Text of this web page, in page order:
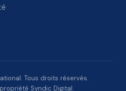
Tous droits réservés.
Syndic Digital.